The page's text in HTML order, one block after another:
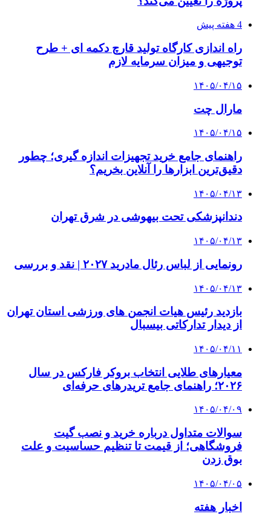
4 هفته پیش
راه اندازی کارگاه تولید قارچ دکمه ای + طرح
توجیهی و میزان سرمایه لازم
۱۴۰۵/۰۴/۱۵
مارال چت
۱۴۰۵/۰۴/۱۵
راهنمای جامع خرید تجهیزات اندازه گیری؛ چطور
دقیق‌ترین ابزارها را آنلاین بخریم؟
۱۴۰۵/۰۴/۱۳
دندانپزشکی تحت بیهوشی در شرق تهران
۱۴۰۵/۰۴/۱۳
رونمایی از لباس رئال مادرید ۲۰۲۷ | نقد و بررسی
۱۴۰۵/۰۴/۱۳
بازدید رئیس هیات انجمن های ورزشی استان تهران
از دیدار تدارکاتی بیسبال
۱۴۰۵/۰۴/۱۱
معیارهای طلایی انتخاب بروکر فارکس در سال
۲۰۲۶؛ راهنمای جامع تریدرهای حرفه‌ای
۱۴۰۵/۰۴/۰۹
سوالات متداول درباره خرید و نصب گیت
فروشگاهی؛ از قیمت تا تنظیم حساسیت و علت
بوق زدن
۱۴۰۵/۰۴/۰۵
اخبار هفته